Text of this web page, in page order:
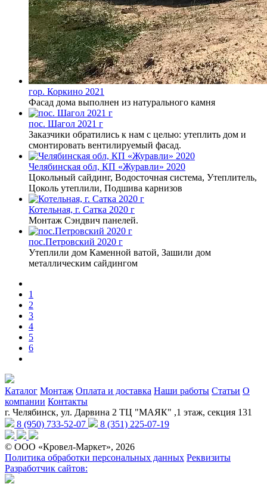
гор. Коркино 2021
Фасад дома выполнен из натурального камня
пос. Шагол 2021 г
Заказчики обратились к нам с целью: утеплить дом и
смонтировать вентилируемый фасад.
Челябинская обл, КП «Журавли» 2020
Цокольный сайдинг, Водосточная система, Утеплитель,
Цоколь утеплили, Подшива карнизов
Котельная, г. Сатка 2020 г
Монтаж Сэндвич панелей.
пос.Петровский 2020 г
Утеплили дом Каменной ватой, Зашили дом
металлическим сайдингом
1
2
3
4
5
6
Каталог Монтаж Оплата и доставка Наши работы Статьи О
компании Контакты
г. Челябинск, ул. Дарвина 2 ТЦ "МАЯК" ,1 этаж, секция 131
8 (950) 733-52-07
8 (351) 225-07-19
© ООО «Кровел-Маркет», 2026
Политика обработки персональных данных Реквизиты
Разработчик сайтов: